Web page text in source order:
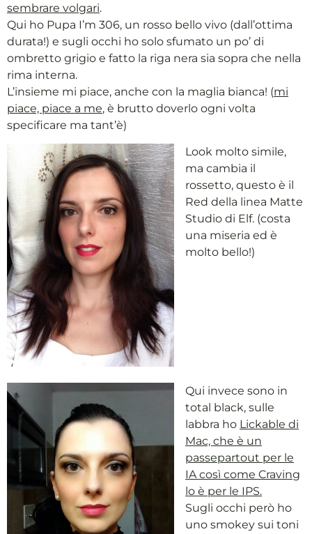
sembrare volgari.
Qui ho Pupa I’m 306, un rosso bello vivo (dall’ottima
durata!) e sugli occhi ho solo sfumato un po’ di
ombretto grigio e fatto la riga nera sia sopra che nella
rima interna.
L’insieme mi piace, anche con la maglia bianca! (mi
piace, piace a me, è brutto doverlo ogni volta
specificare ma tant’è)
Look molto simile,
ma cambia il
rossetto, questo è il
Red della linea Matte
Studio di Elf. (costa
una miseria ed è
molto bello!)
Qui invece sono in
total black, sulle
labbra ho Lickable di
Mac, che è un
passepartout per le
IA così come Craving
lo è per le IPS.
Sugli occhi però ho
uno smokey sui toni